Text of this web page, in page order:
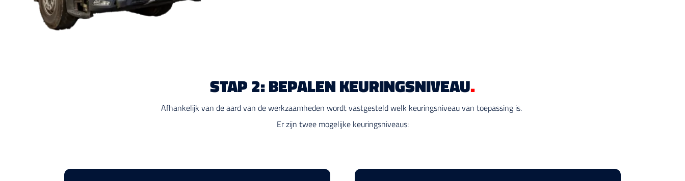
STAP 2: BEPALEN KEURINGSNIVEAU.
Afhankelijk van de aard van de werkzaamheden wordt vastgesteld welk keuringsniveau van toepassing is.
Er zijn twee mogelijke keuringsniveaus: